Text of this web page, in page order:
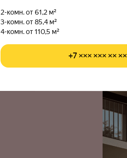
2-комн. от 61,2 м²
3-комн. от 85,4 м²
4-комн. от 110,5 м²
+7 ××× ××× ×× ××